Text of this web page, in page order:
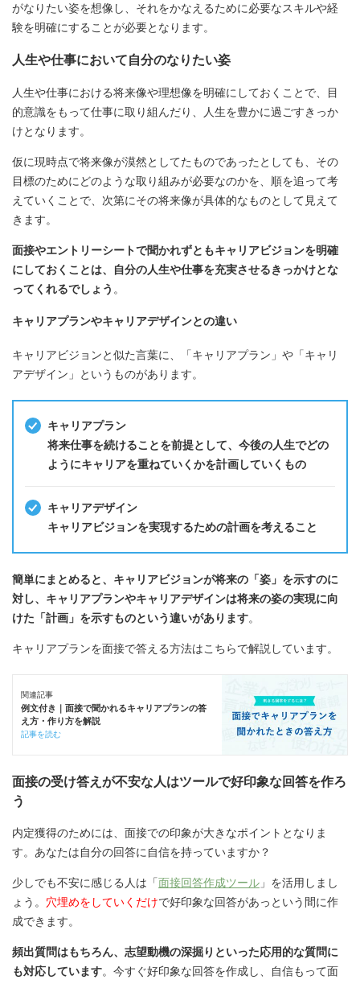
がなりたい姿を想像し、それをかなえるために必要なスキルや経
験を明確にすることが必要となります。
人生や仕事において自分のなりたい姿
人生や仕事における将来像や理想像を明確にしておくことで、目
的意識をもって仕事に取り組んだり、人生を豊かに過ごすきっか
けとなります。
仮に現時点で将来像が漠然としてたものであったとしても、その
目標のためにどのような取り組みが必要なのかを、順を追って考
えていくことで、次第にその将来像が具体的なものとして見えて
きます。
面接やエントリーシートで聞かれずともキャリアビジョンを明確
にしておくことは、自分の人生や仕事を充実させるきっかけとな
ってくれるでしょう 。
キャリアプランやキャリアデザインとの違い
キャリアビジョンと似た言葉に、「キャリアプラン」や「キャリ
アデザイン」というものがあります。
キャリアプラン
将来仕事を続けることを前提として、今後の人生でどの
ようにキャリアを重ねていくかを計画していくもの
キャリアデザイン
キャリアビジョンを実現するための計画を考えること
簡単にまとめると、キャリアビジョンが将来の「姿」を示すのに
対し、キャリアプランやキャリアデザインは将来の姿の実現に向
けた「計画」を示すものという違いがあります。
キャリアプランを面接で答える方法はこちらで解説しています。
関連記事
例文付き｜面接で聞かれるキャリアプランの答
え方・作り方を解説
記事を読む
面接の受け答えが不安な人はツールで好印象な回答を作ろ
う
内定獲得のためには、面接での印象が大きなポイントとなりま
す。あなたは自分の回答に自信を持っていますか？
少しでも不安に感じる人は「面接回答作成ツール 」を活用しまし
ょう。 穴埋めをしていくだけで好印象な回答があっという間に作
成できます。
頻出質問はもちろん、志望動機の深掘りといった応用的な質問に
も対応しています。今すぐ好印象な回答を作成し、自信もって面